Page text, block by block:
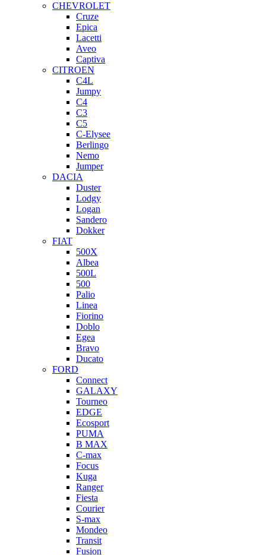
CHEVROLET
Cruze
Epica
Lacetti
Aveo
Captiva
CITROEN
C4L
Jumpy
C4
C3
C5
C-Elysee
Berlingo
Nemo
Jumper
DACIA
Duster
Lodgy
Logan
Sandero
Dokker
FIAT
500X
Albea
500L
500
Palio
Linea
Fiorino
Doblo
Egea
Bravo
Ducato
FORD
Connect
GALAXY
Tourneo
EDGE
Ecosport
PUMA
B MAX
C-max
Focus
Kuga
Ranger
Fiesta
Courier
S-max
Mondeo
Transit
Fusion